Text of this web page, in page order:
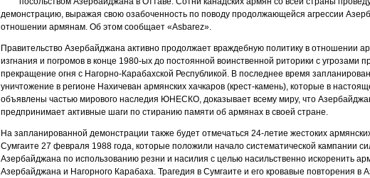
демонстрацию, выражая свою озабоченность по поводу продолжающейся агрессии
отношении армянам. Об этом сообщает «Asbarez».
Правительство Азербайджана активно продолжает враждебную политику в отношении
изгнания и погромов в конце 1980-ых до постоянной воинственной риторики с угрозами
прекращение огня с Нагорно-Карабахской Республикой. В последнее время
уничтожение в регионе Нахичеван армянских хачкаров (крест-камень), которые в
объявлены частью мирового наследия ЮНЕСКО, доказывает всему миру, что
предпринимает активные шаги по стиранию памяти об армянах в своей стране.
На запланированной демонстрации также будет отмечаться 24-летие жестоких
Сумгаите 27 февраля 1988 года, которые положили начало систематической кампании
Азербайджана по использованию резни и насилия с целью насильственно искоренить
Азербайджана и Нагорного Карабаха. Трагедия в Сумгаите и его кровавые повторения в